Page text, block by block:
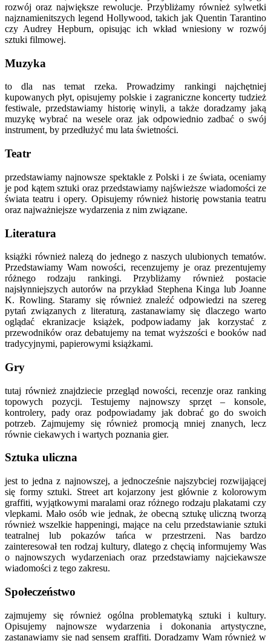
rozwój oraz największe rewolucje. Przybliżamy również sylwetki
najznamienitszych legend Hollywood, takich jak Quentin Tarantino
czy Audrey Hepburn, opisując ich wkład wniesiony w rozwój
sztuki filmowej.
Muzyka
to dla nas temat rzeka. Prowadzimy rankingi najchętniej
kupowanych płyt, opisujemy polskie i zagraniczne koncerty tudzież
festiwale, przedstawiamy historię winyli, a także doradzamy jaką
muzykę wybrać na wesele oraz jak odpowiednio zadbać o swój
instrument, by przedłużyć mu lata świetności.
Teatr
przedstawiamy najnowsze spektakle z Polski i ze świata, oceniamy
je pod kątem sztuki oraz przedstawiamy najświeższe wiadomości ze
świata teatru i opery. Opisujemy również historię powstania teatru
oraz najważniejsze wydarzenia z nim związane.
Literatura
książki również nalezą do jednego z naszych ulubionych tematów.
Przedstawiamy Wam nowości, recenzujemy je oraz prezentujemy
różnego rodzaju rankingi. Przybliżamy również postacie
najsłynniejszych autorów na przykład Stephena Kinga lub Joanne
K. Rowling. Staramy się również znaleźć odpowiedzi na szereg
pytań związanych z literaturą, zastanawiamy się dlaczego warto
oglądać ekranizacje książek, podpowiadamy jak korzystać z
przewodników oraz debatujemy na temat wyższości e booków nad
tradycyjnymi, papierowymi książkami.
Gry
tutaj również znajdziecie przegląd nowości, recenzje oraz ranking
topowych pozycji. Testujemy najnowszy sprzęt – konsole,
kontrolery, pady oraz podpowiadamy jak dobrać go do swoich
potrzeb. Zajmujemy się również promocją mniej znanych, lecz
równie ciekawych i wartych poznania gier.
Sztuka uliczna
jest to jedna z najnowszej, a jednocześnie najszybciej rozwijającej
się formy sztuki. Street art kojarzony jest głównie z kolorowym
graffiti, wyjątkowymi maralami oraz różnego rodzaju plakatami czy
vlepkami. Mało osób wie jednak, że obecną sztukę uliczną tworzą
również wszelkie happeningi, mające na celu przedstawianie sztuki
teatralnej lub pokazów tańca w przestrzeni. Nas bardzo
zainteresował ten rodzaj kultury, dlatego z chęcią informujemy Was
o najnowszych wydarzeniach oraz przedstawiamy najciekawsze
wiadomości z tego zakresu.
Społeczeństwo
zajmujemy się również ogólna problematyką sztuki i kultury.
Opisujemy najnowsze wydarzenia i dokonania artystyczne,
zastanawiamy się nad sensem graffiti. Doradzamy Wam również w